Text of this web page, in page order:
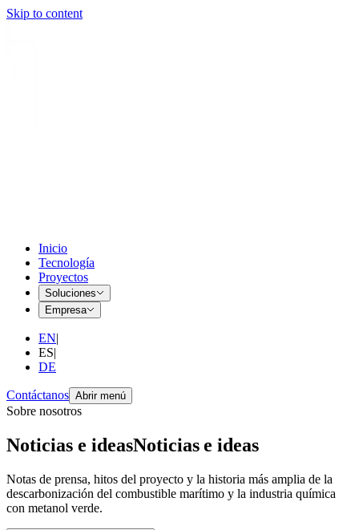
Skip to content
Inicio
Tecnología
Proyectos
Soluciones
Empresa
EN|
ES|
DE
Contáctanos Abrir menú
Sobre nosotros
Noticias e ideasNoticias e ideas
Notas de prensa, hitos del proyecto y la historia más amplia de la
descarbonización del combustible marítimo y la industria química
con metanol verde.